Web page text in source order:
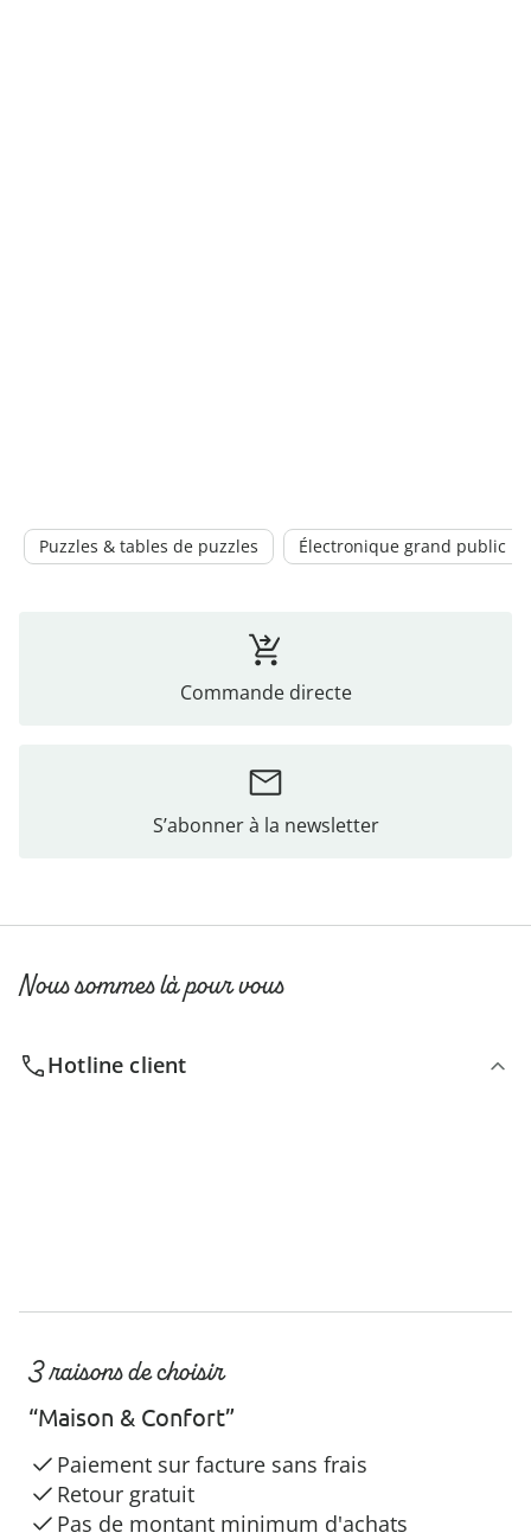
Puzzles & tables de puzzles Électronique grand public
Commande directe
S’abonner à la newsletter
Nous sommes là pour vous
Hotline client
3 raisons de choisir
“Maison & Confort”
Paiement sur facture sans frais
Retour gratuit
Pas de montant minimum d'achats